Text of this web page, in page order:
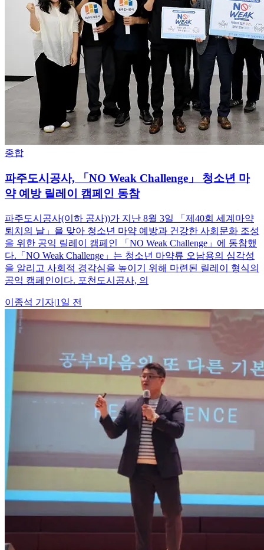
종합
파주도시공사, 「NO Weak Challenge」 청소년 마
약 예방 릴레이 캠페인 동참
파주도시공사(이하 공사))가 지난 8월 3일 「제40회 세계마약
퇴치의 날」을 맞아 청소년 마약 예방과 건강한 사회문화 조성
을 위한 공익 릴레이 캠페인 「NO Weak Challenge」에 동참했
다.「NO Weak Challenge」는 청소년 마약류 오남용의 심각성
을 알리고 사회적 경각심을 높이기 위해 마련된 릴레이 형식의
공익 캠페인이다. 포천도시공사, 의
이종석 기자|1일 전